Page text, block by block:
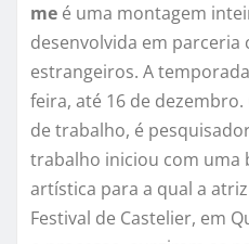
me é uma montagem
desenvolvida em parceria
estrangeiros. A
feira, até 16 de
de trabalho, é
trabalho iniciou com uma
artística para a qual a
Festival de Castelier, em